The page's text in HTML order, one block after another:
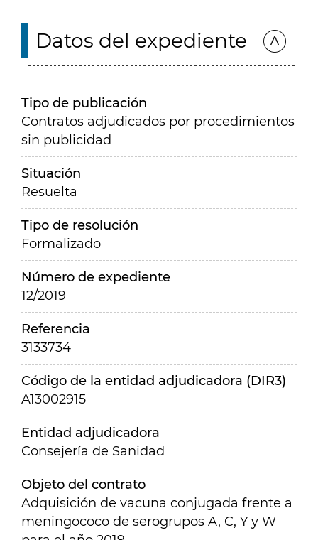
Datos del expediente
Tipo de publicación
Contratos adjudicados por procedimientos
sin publicidad
Situación
Resuelta
Tipo de resolución
Formalizado
Número de expediente
12/2019
Referencia
3133734
Código de la entidad adjudicadora (DIR3)
A13002915
Entidad adjudicadora
Consejería de Sanidad
Objeto del contrato
Adquisición de vacuna conjugada frente a
meningococo de serogrupos A, C, Y y W